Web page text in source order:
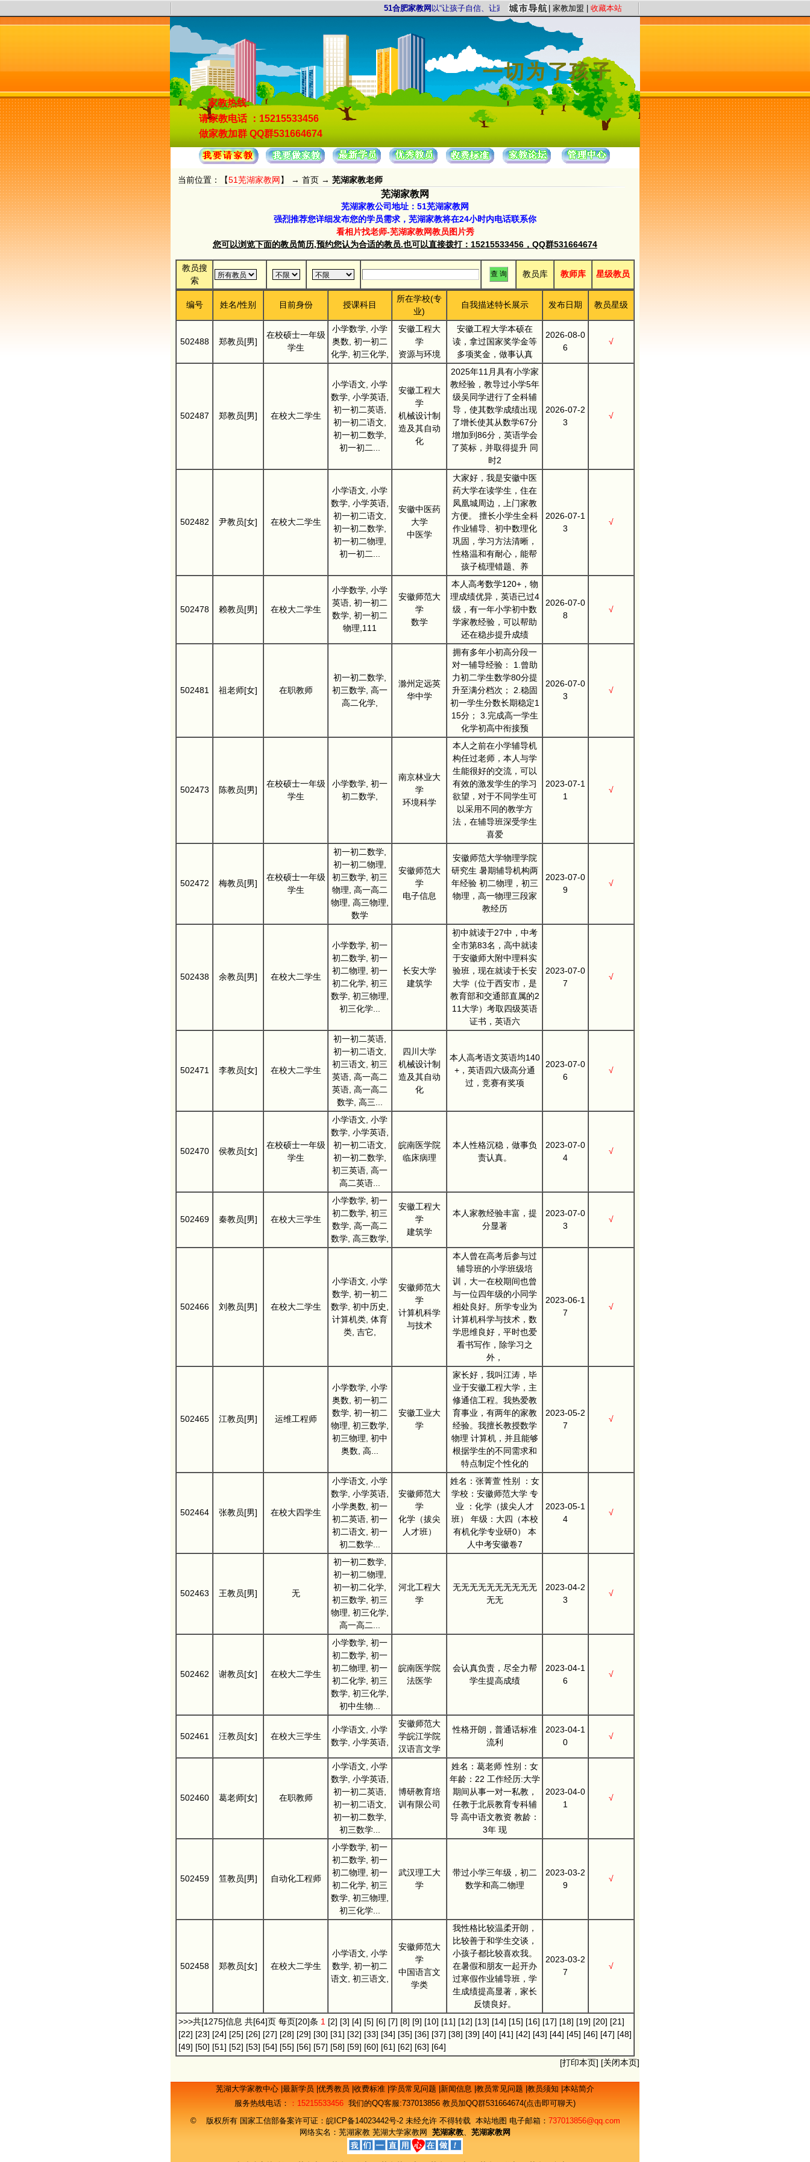
51合肥家教网以“让孩子自信、让家长放心”为服务宗旨，以“证件认证、星级评定”保证教员质量，以“系统化、高质量、快节
家教加盟 收藏本站
家教热线:
请家教电话 ：15215533456
做家教加群 QQ群531664674
当前位置：【51芜湖家教网】 → 首页 → 芜湖家教老师
芜湖家教网
芜湖家教公司地址：51芜湖家教网
强烈推荐您详细发布您的学员需求，芜湖家教将在24小时内电话联系你
看相片找老师-芜湖家教网教员图片秀
您可以浏览下面的教员简历,预约您认为合适的教员.也可以直接拨打：15215533456，QQ群531664674
教员搜
索
教员库 教师库 星级教员
编号 姓名/性别 目前身份 授课科目
所在学校(专
业)
自我描述特长展示 发布日期 教员星级
502488 郑教员[男]
在校硕士一年级
学生
小学数学, 小学
奥数, 初一初二
化学, 初三化学,
安徽工程大
学
资源与环境
安徽工程大学本硕在
读，拿过国家奖学金等
多项奖金，做事认真
2026-08-0
6
√
502487 郑教员[男] 在校大二学生
小学语文, 小学
数学, 小学英语,
初一初二英语,
初一初二语文,
初一初二数学,
初一初二...
安徽工程大
学
机械设计制
造及其自动
化
2025年11月具有小学家
教经验，教导过小学5年
级吴同学进行了全科辅
导，使其数学成绩出现
了增长使其从数学67分
增加到86分，英语学会
了英标，并取得提升 同
时2
2026-07-2
3
√
502482 尹教员[女] 在校大二学生
小学语文, 小学
数学, 小学英语,
初一初二语文,
初一初二数学,
初一初二物理,
初一初二...
安徽中医药
大学
中医学
大家好，我是安徽中医
药大学在读学生，住在
凤凰城周边，上门家教
方便。 擅长小学生全科
作业辅导、初中数理化
巩固，学习方法清晰，
性格温和有耐心，能帮
孩子梳理错题、养
2026-07-1
3
√
502478 赖教员[男] 在校大二学生
小学数学, 小学
英语, 初一初二
数学, 初一初二
物理,111
安徽师范大
学
数学
本人高考数学120+，物
理成绩优异，英语已过4
级，有一年小学初中数
学家教经验，可以帮助
还在稳步提升成绩
2026-07-0
8
√
502481 祖老师[女] 在职教师
初一初二数学,
初三数学, 高一
高二化学,
滁州定远英
华中学
拥有多年小初高分段一
对一辅导经验： 1.曾助
力初二学生数学80分提
升至满分档次； 2.稳固
初一学生分数长期稳定1
15分； 3.完成高一学生
化学初高中衔接预
2026-07-0
3
√
502473 陈教员[男]
在校硕士一年级
学生
小学数学, 初一
初二数学,
南京林业大
学
环境科学
本人之前在小学辅导机
构任过老师，本人与学
生能很好的交流，可以
有效的激发学生的学习
欲望，对于不同学生可
以采用不同的教学方
法，在辅导班深受学生
喜爱
2023-07-1
1
√
502472 梅教员[男]
在校硕士一年级
学生
初一初二数学,
初一初二物理,
初三数学, 初三
物理, 高一高二
物理, 高三物理,
数学
安徽师范大
学
电子信息
安徽师范大学物理学院
研究生 暑期辅导机构两
年经验 初二物理，初三
物理，高一物理三段家
教经历
2023-07-0
9
√
502438 余教员[男] 在校大二学生
小学数学, 初一
初二数学, 初一
初二物理, 初一
初二化学, 初三
数学, 初三物理,
初三化学...
长安大学
建筑学
初中就读于27中，中考
全市第83名，高中就读
于安徽师大附中理科实
验班，现在就读于长安
大学（位于西安市，是
教育部和交通部直属的2
11大学）考取四级英语
证书，英语六
2023-07-0
7
√
502471 李教员[女] 在校大二学生
初一初二英语,
初一初二语文,
初三语文, 初三
英语, 高一高二
英语, 高一高二
数学, 高三...
四川大学
机械设计制
造及其自动
化
本人高考语文英语均140
+，英语四六级高分通
过，竞赛有奖项
2023-07-0
6
√
502470 侯教员[女]
在校硕士一年级
学生
小学语文, 小学
数学, 小学英语,
初一初二语文,
初一初二数学,
初三英语, 高一
高二英语...
皖南医学院
临床病理
本人性格沉稳，做事负
责认真。
2023-07-0
4
√
502469 秦教员[男] 在校大三学生
小学数学, 初一
初二数学, 初三
数学, 高一高二
数学, 高三数学,
安徽工程大
学
建筑学
本人家教经验丰富，提
分显著
2023-07-0
3
√
502466 刘教员[男] 在校大二学生
小学语文, 小学
数学, 初一初二
数学, 初中历史,
计算机类, 体育
类, 吉它,
安徽师范大
学
计算机科学
与技术
本人曾在高考后参与过
辅导班的小学班级培
训，大一在校期间也曾
与一位四年级的小同学
相处良好。所学专业为
计算机科学与技术，数
学思维良好，平时也爱
看书写作，除学习之
外，
2023-06-1
7
√
502465 江教员[男] 运维工程师
小学数学, 小学
奥数, 初一初二
数学, 初一初二
物理, 初三数学,
初三物理, 初中
奥数, 高...
安徽工业大
学
家长好，我叫江涛，毕
业于安徽工程大学，主
修通信工程。我热爱教
育事业，有两年的家教
经验。我擅长教授数学
物理 计算机，并且能够
根据学生的不同需求和
特点制定个性化的
2023-05-2
7
√
502464 张教员[男] 在校大四学生
小学语文, 小学
数学, 小学英语,
小学奥数, 初一
初二英语, 初一
初二语文, 初一
初二数学...
安徽师范大
学
化学（拔尖
人才班）
姓名：张菁萱 性别 ：女
学校：安徽师范大学 专
业 ：化学（拔尖人才
班） 年级：大四（本校
有机化学专业研0） 本
人中考安徽卷7
2023-05-1
4
√
502463 王教员[男] 无
初一初二数学,
初一初二物理,
初一初二化学,
初三数学, 初三
物理, 初三化学,
高一高二...
河北工程大
学
无无无无无无无无无无
无无
2023-04-2
3
√
502462 谢教员[女] 在校大二学生
小学数学, 初一
初二数学, 初一
初二物理, 初一
初二化学, 初三
数学, 初三化学,
初中生物...
皖南医学院
法医学
会认真负责，尽全力帮
学生提高成绩
2023-04-1
6
√
502461 汪教员[女] 在校大三学生
小学语文, 小学
数学, 小学英语,
安徽师范大
学皖江学院
汉语言文学
性格开朗，普通话标准
流利
2023-04-1
0
√
502460 葛老师[女] 在职教师
小学语文, 小学
数学, 小学英语,
初一初二英语,
初一初二语文,
初一初二数学,
初三数学...
博研教育培
训有限公司
姓名：葛老师 性别：女
年龄：22 工作经历:大学
期间从事一对一私教，
任教于北辰教育专科辅
导 高中语文教资 教龄：
3年 现
2023-04-0
1
√
502459 笪教员[男] 自动化工程师
小学数学, 初一
初二数学, 初一
初二物理, 初一
初二化学, 初三
数学, 初三物理,
初三化学...
武汉理工大
学
带过小学三年级，初二
数学和高二物理
2023-03-2
9
√
502458 郑教员[女] 在校大二学生
小学语文, 小学
数学, 初一初二
语文, 初三语文,
安徽师范大
学
中国语言文
学类
我性格比较温柔开朗，
比较善于和学生交谈，
小孩子都比较喜欢我。
在暑假和朋友一起开办
过寒假作业辅导班，学
生成绩提高显著，家长
反馈良好。
2023-03-2
7
√
>>>共[1275]信息 共[64]页 每页[20]条 1 [2] [3] [4] [5] [6] [7] [8] [9] [10] [11] [12] [13] [14] [15] [16] [17] [18] [19] [20] [21]
[22] [23] [24] [25] [26] [27] [28] [29] [30] [31] [32] [33] [34] [35] [36] [37] [38] [39] [40] [41] [42] [43] [44] [45] [46] [47] [48]
[49] [50] [51] [52] [53] [54] [55] [56] [57] [58] [59] [60] [61] [62] [63] [64]
[打印本页] [关闭本页]
芜湖大学家教中心 最新学员 优秀教员 收费标准 学员常见问题 新闻信息 教员常见问题 教员须知 本站简介
服务热线电话：
：15215533456 我们的QQ客服:737013856 教员加QQ群531664674(点击即可聊天)
© 版权所有 国家工信部备案许可证： 皖ICP备14023442号-2 未经允许 不得转载 本站地图 电子邮箱： 737013856@qq.com
网络实名： 芜湖家教 芜湖大学家教网 芜湖家教、 芜湖家教网